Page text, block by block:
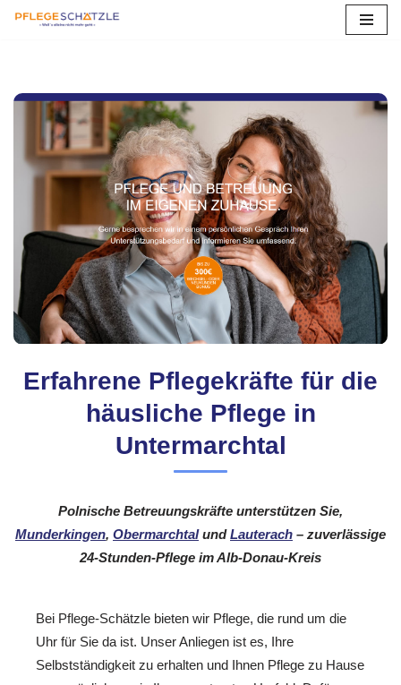
springen
Erfahrene Pflegekräfte für die
häusliche Pflege in
Untermarchtal
Polnische Betreuungskräfte unterstützen Sie,
Munderkingen, ObermarchtalundLauterach – zuverlässige
24-Stunden-Pflege im Alb-Donau-Kreis
Bei Pflege-Schätzle bieten wir Pflege, die rund um die
Uhr für Sie da ist. Unser Anliegen ist es, Ihre
Selbstständigkeit zu erhalten und Ihnen Pflege zu Hause